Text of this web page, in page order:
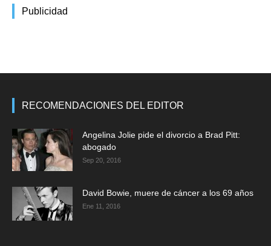
Publicidad
RECOMENDACIONES DEL EDITOR
Angelina Jolie pide el divorcio a Brad Pitt:
abogado
Sep 20, 2016
David Bowie, muere de cáncer a los 69 años
Ene 11, 2016